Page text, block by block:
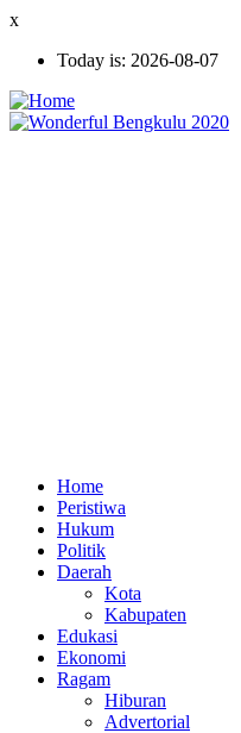
Skip
main
x
Today is: 2026-08-07
Ekonomi
Home
Peristiwa
Hukum
Politik
Daerah
Kota
Kabupaten
Edukasi
Ekonomi
Ragam
Hiburan
Advertorial